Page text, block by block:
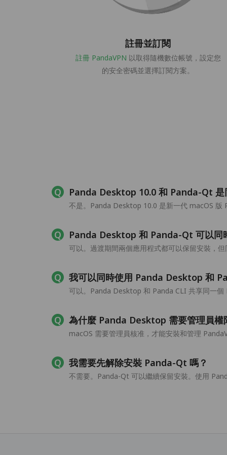
註冊並訂閱
註冊 PandaVPN 以取得隨機數位帳號，設定您
的安全密碼並選擇訂閱方案。
Panda Desktop 10.0 和 Panda-Qt 是
不是。Panda Desktop 10.0 是新一代 macOS 版
Panda Desktop 和 Panda-Qt 可以同
可以。過渡期間兩個應用程式都可以保留安裝，
我可以同時使用 Panda Desktop 和
可以。Panda Desktop 和 Panda CLI 共享同一個
為什麼 Panda Desktop 需要管理員權
macOS 需要管理員核准，才能安裝和管理
我需要先解除安裝 Panda-Qt 嗎？
不需要。Panda-Qt 可以繼續保留安裝。使用